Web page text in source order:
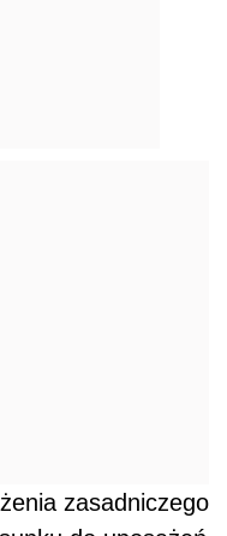
zasadniczego